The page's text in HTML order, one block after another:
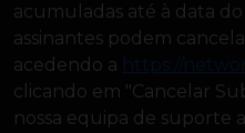
acumuladas até à data
assinantes podem
acedendo a https://
clicando em "Cancelar
nossa equipa de suporte